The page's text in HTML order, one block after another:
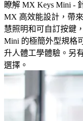
瞭解 MX Keys Mini -
MX 高效能設計，帶
慧照明和可自訂按鍵
Mini 的極簡外型規格
升人體工學體驗。另
選擇。